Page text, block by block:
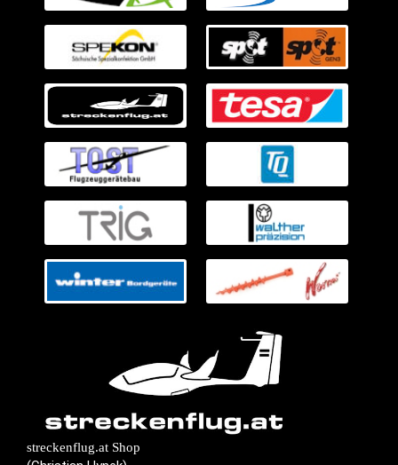
streckenflug.at Shop